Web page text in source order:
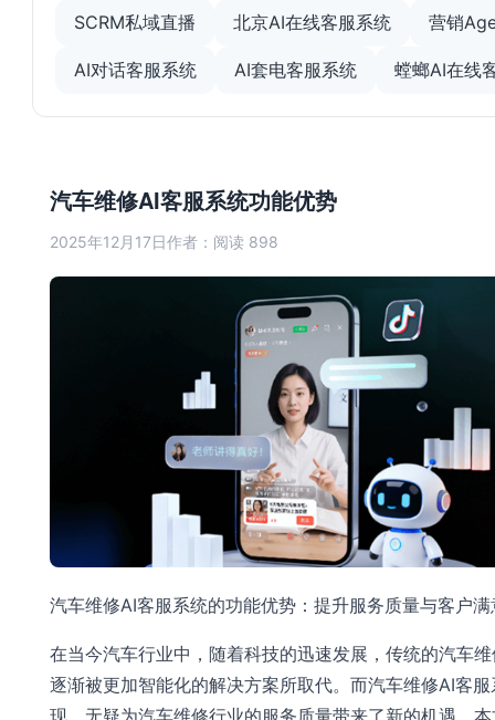
汽车维修AI客服系统功能优势
2025年12月17日作者： 阅读 898
汽车维修AI客服系统的功能优势：提升服务质量与客户满
在当今汽车行业中，随着科技的迅速发展，传统的汽车
逐渐被更加智能化的解决方案所取代。而汽车维修AI客
现，无疑为汽车维修行业的服务质量带来了新的机遇。
SCRM私域直播 北京AI在线客服系统 营销
AI对话客服系统 AI套电客服系统 螳螂AI在线